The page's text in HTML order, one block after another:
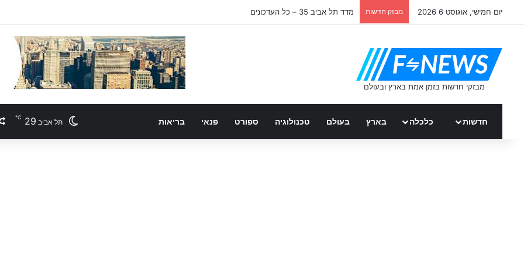
יום חמישי, אוגוסט 6 2026 מבזק חדשות מדד תל אביב 35 – כל העדכונים
חדשות כלכלה בארץ בעולם טכנולוגיה ספורט פנאי בריאות תל אביב 29
℃